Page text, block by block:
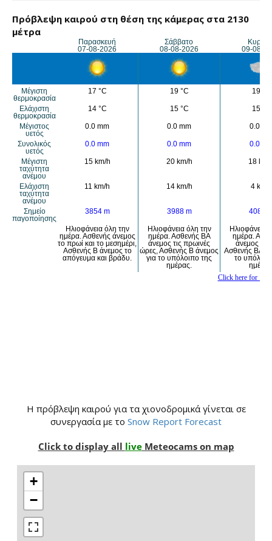
Πρόβλεψη καιρού στη θέση της κάμερας στα 2130
μέτρα
H πρόβλεψη καιρού για τα χιονοδρομικά γίνεται σε
συνεργασία με το Snow Report Forecast